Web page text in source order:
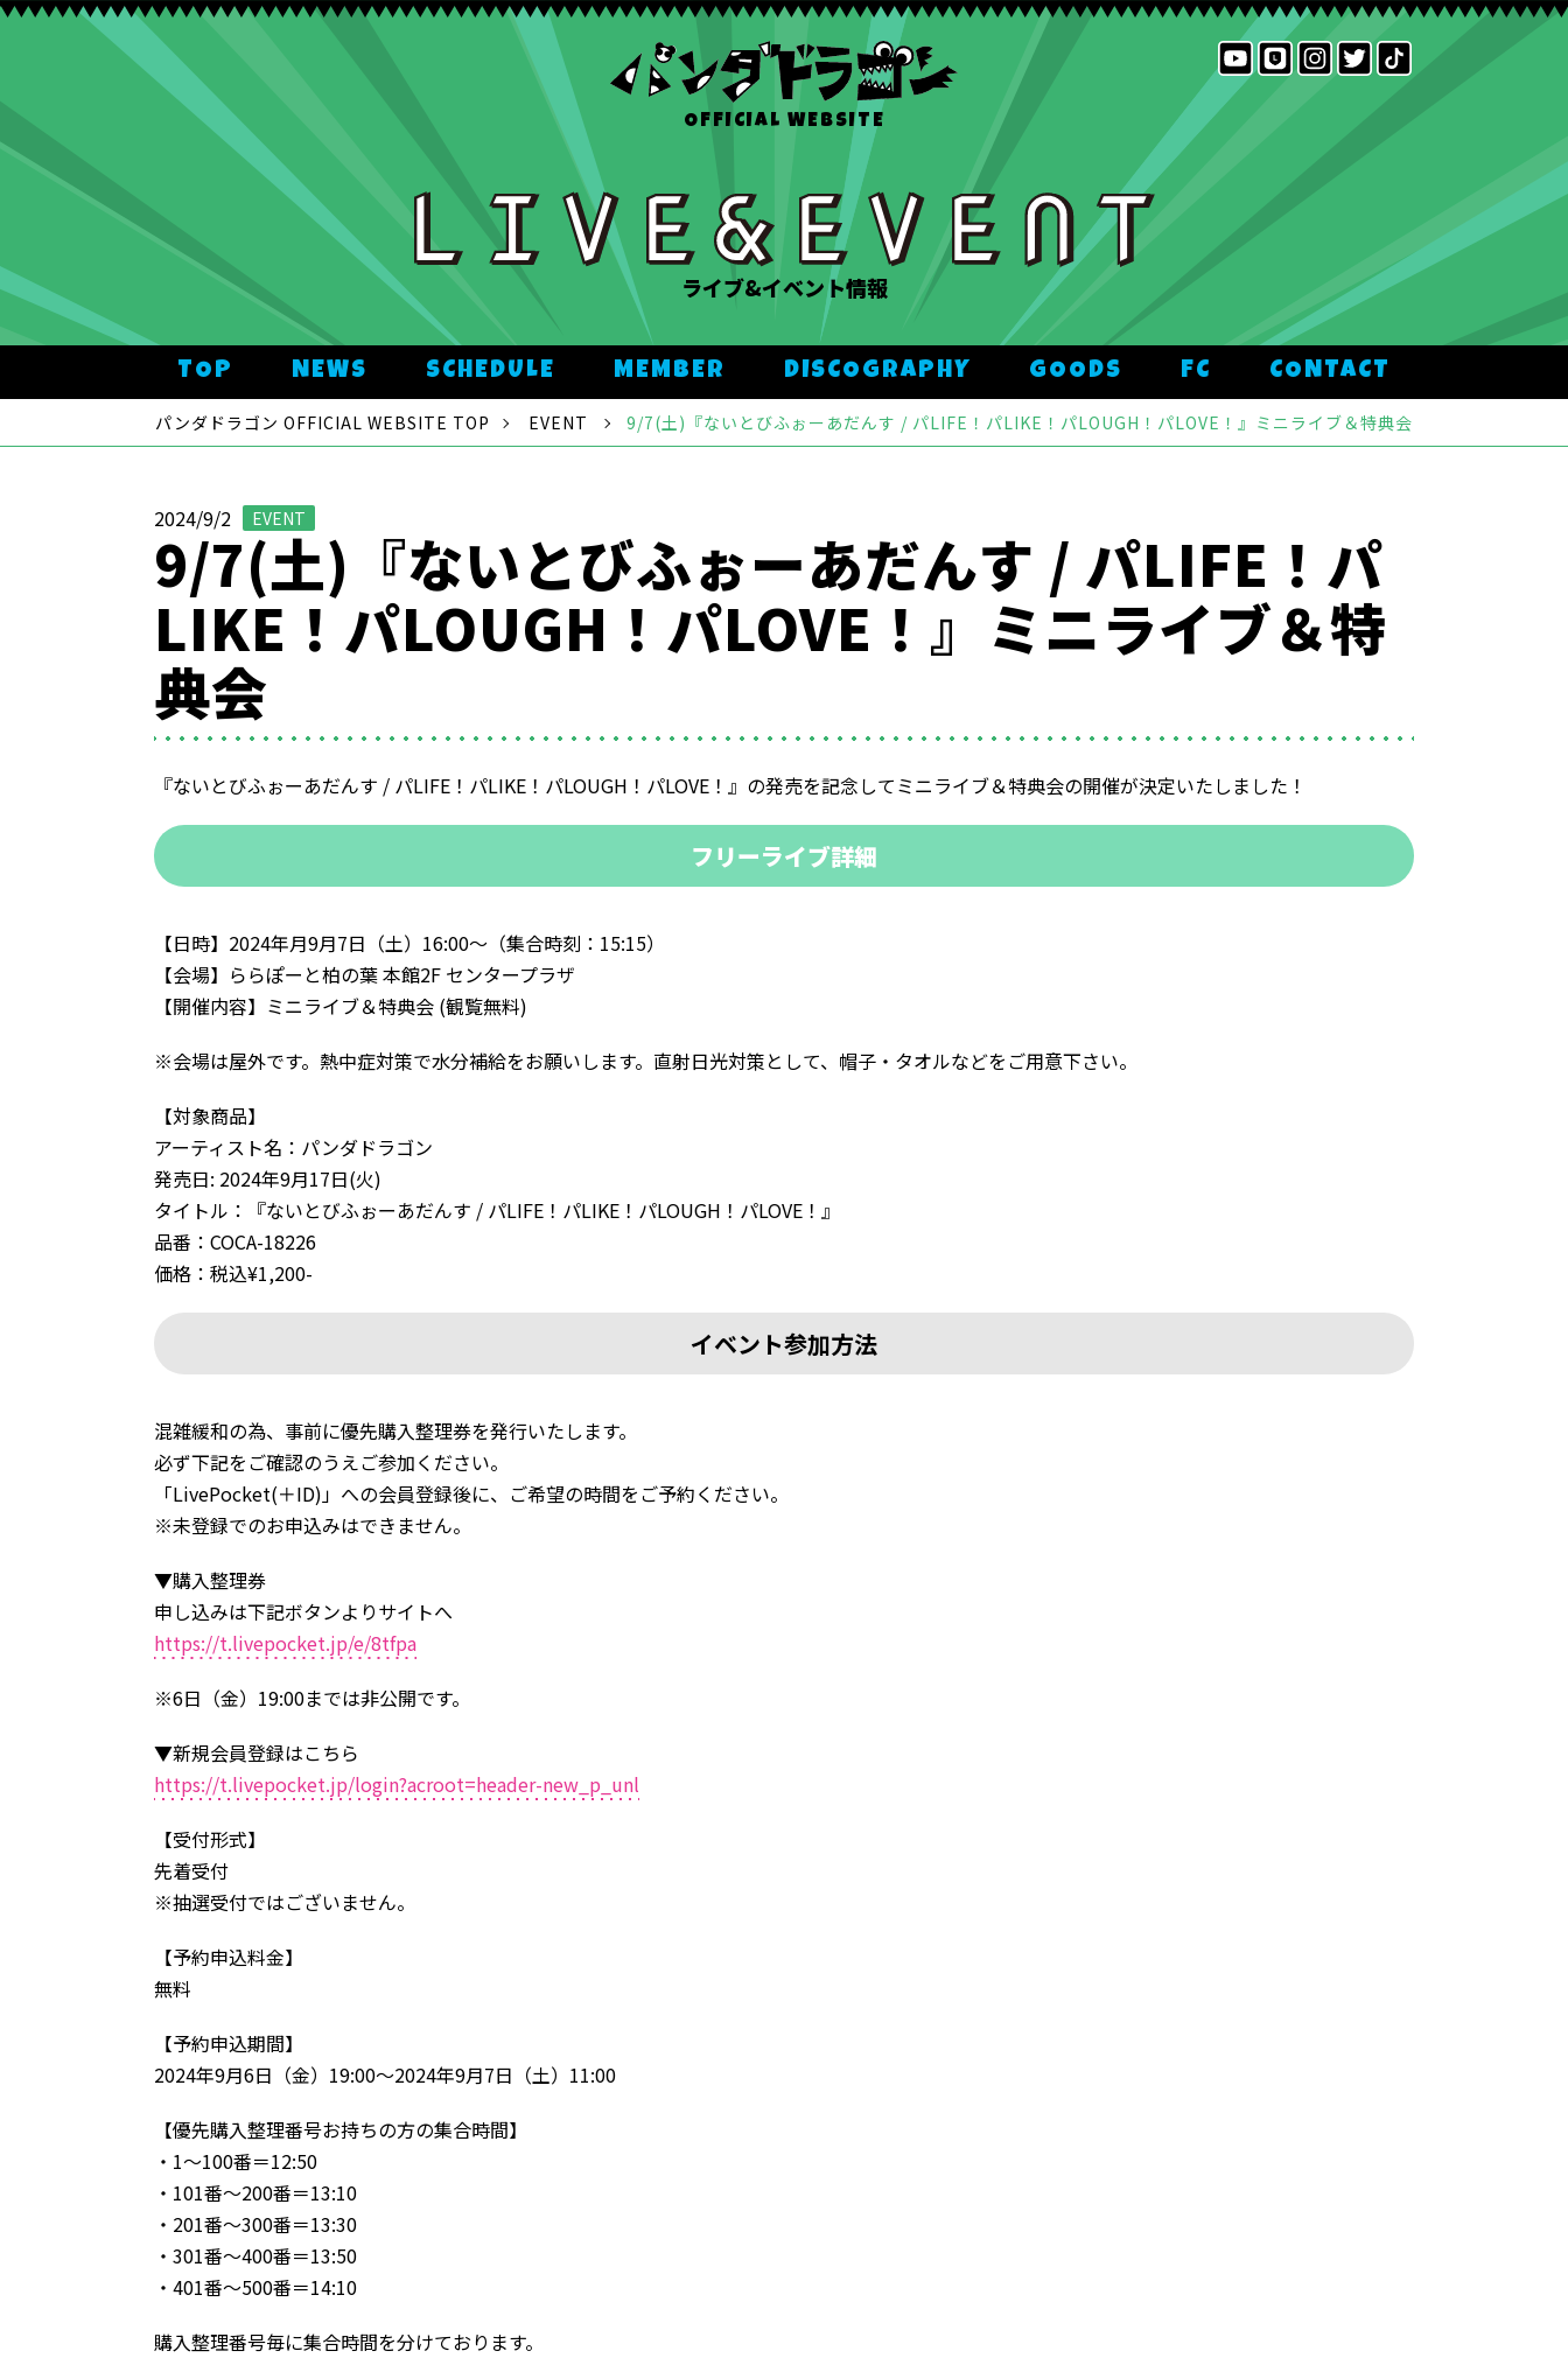
OFFICIAL WEBSITE
ライブ&イベント情報
TOP NEWS SCHEDULE MEMBER DISCOGRAPHY GOODS FC CONTACT
パンダドラゴン OFFICIAL WEBSITE TOP EVENT 9/7(土)『ないとびふぉーあだんす / パLIFE！パLIKE！パLOUGH！パLOVE！』ミニライブ＆特典会
2024/9/2 EVENT
9/7(土)『ないとびふぉーあだんす / パLIFE！パ
LIKE！パLOUGH！パLOVE！』ミニライブ＆特
典会
『ないとびふぉーあだんす / パLIFE！パLIKE！パLOUGH！パLOVE！』の発売を記念してミニライブ＆特典会の開催が決定いたしました！
フリーライブ詳細
【日時】2024年月9月7日（土）16:00〜（集合時刻：15:15）
【会場】ららぽーと柏の葉 本館2F センタープラザ
【開催内容】ミニライブ＆特典会 (観覧無料)
※会場は屋外です。熱中症対策で水分補給をお願いします。直射日光対策として、帽子・タオルなどをご用意下さい。
【対象商品】
アーティスト名：パンダドラゴン
発売日: 2024年9月17日(火)
タイトル：『ないとびふぉーあだんす / パLIFE！パLIKE！パLOUGH！パLOVE！』
品番：COCA-18226
価格：税込¥1,200-
イベント参加方法
混雑緩和の為、事前に優先購入整理券を発行いたします。
必ず下記をご確認のうえご参加ください。
「LivePocket(＋ID)」への会員登録後に、ご希望の時間をご予約ください。
※未登録でのお申込みはできません。
▼購入整理券
申し込みは下記ボタンよりサイトへ
https://t.livepocket.jp/e/8tfpa
※6日（金）19:00までは非公開です。
▼新規会員登録はこちら
https://t.livepocket.jp/login?acroot=header-new_p_unl
【受付形式】
先着受付
※抽選受付ではございません。
【予約申込料金】
無料
【予約申込期間】
2024年9月6日（金）19:00～2024年9月7日（土）11:00
【優先購入整理番号お持ちの方の集合時間】
・1～100番＝12:50
・101番～200番＝13:10
・201番～300番＝13:30
・301番～400番＝13:50
・401番～500番＝14:10
購入整理番号毎に集合時間を分けております。